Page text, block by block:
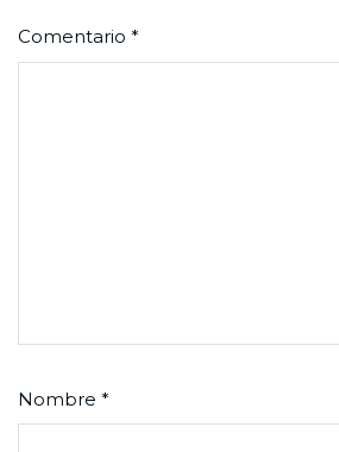
Comentario *
Nombre *